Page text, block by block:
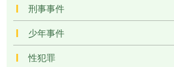
刑事事件
少年事件
性犯罪